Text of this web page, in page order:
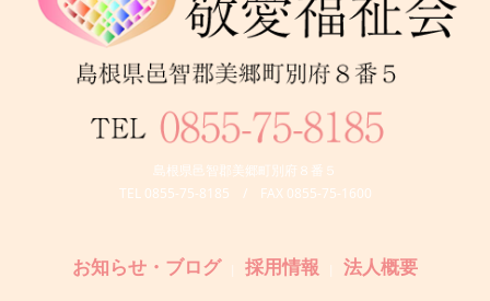
島根県邑智郡美郷町別府８番５
TEL 0855-75-8185 / FAX 0855-75-1600
お知らせ・ブログ 採用情報
法人概要